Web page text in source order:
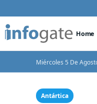
Home
Miércoles 5 De
Antártica